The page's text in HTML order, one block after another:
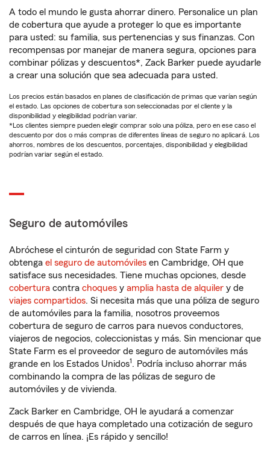
A todo el mundo le gusta ahorrar dinero. Personalice un plan
de cobertura que ayude a proteger lo que es importante
para usted: su familia, sus pertenencias y sus finanzas. Con
recompensas por manejar de manera segura, opciones para
combinar pólizas y descuentos*, Zack Barker puede ayudarle
a crear una solución que sea adecuada para usted.
Los precios están basados en planes de clasificación de primas que varían según
el estado. Las opciones de cobertura son seleccionadas por el cliente y la
disponibilidad y elegibilidad podrían variar.
*Los clientes siempre pueden elegir comprar solo una póliza, pero en ese caso el
descuento por dos o más compras de diferentes líneas de seguro no aplicará. Los
ahorros, nombres de los descuentos, porcentajes, disponibilidad y elegibilidad
podrían variar según el estado.
Seguro de automóviles
Abróchese el cinturón de seguridad con State Farm y
obtenga el seguro de automóviles en Cambridge, OH que
satisface sus necesidades. Tiene muchas opciones, desde
cobertura contra choques y amplia hasta de alquiler y de
viajes compartidos. Si necesita más que una póliza de seguro
de automóviles para la familia, nosotros proveemos
cobertura de seguro de carros para nuevos conductores,
viajeros de negocios, coleccionistas y más. Sin mencionar que
State Farm es el proveedor de seguro de automóviles más
grande en los Estados Unidos1. Podría incluso ahorrar más
combinando la compra de las pólizas de seguro de
automóviles y de vivienda.
Zack Barker en Cambridge, OH le ayudará a comenzar
después de que haya completado una cotización de seguro
de carros en línea. ¡Es rápido y sencillo!